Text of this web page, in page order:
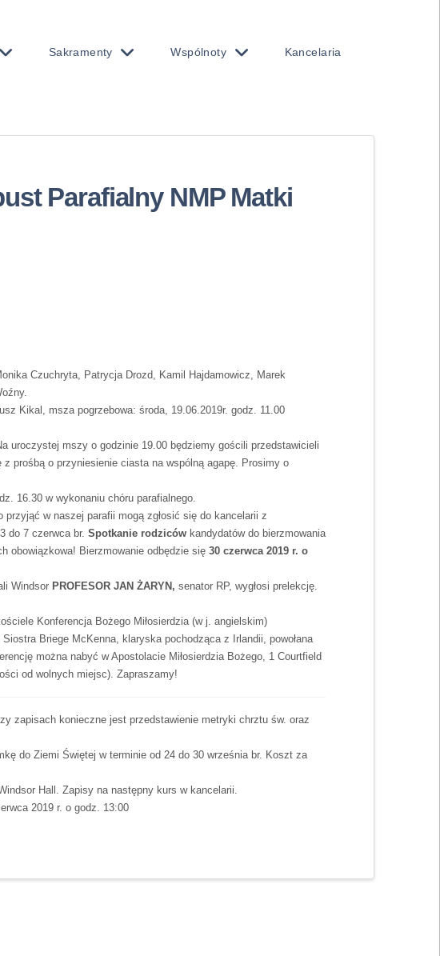
Sakramenty Wspólnoty Kancelaria
Parafialny NMP Matki
Czuchryta, Patrycja Drozd, Kamil Hajdamowicz, Marek
Kikal, msza pogrzebowa: środa, 19.06.2019r. godz. 11.00
uroczystej mszy o godzinie 19.00 będziemy gościli przedstawicieli
prośbą o przyniesienie ciasta na wspólną agapę. Prosimy o
16.30 w wykonaniu chóru parafialnego.
w naszej parafii mogą zgłosić się do kancelarii z
do 7 czerwca br. Spotkanie rodziców kandydatów do bierzmowania
obowiązkowa! Bierzmowanie odbędzie się30 czerwca 2019 r. o
Windsor PROFESOR JAN ŻARYN,senator RP, wygłosi prelekcję.
Konferencja Bożego Miłosierdzia (w j. angielskim)
Briege McKenna, klaryska pochodząca z Irlandii, powołana
można nabyć w Apostolacie Miłosierdzia Bożego, 1 Courtfield
od wolnych miejsc). Zapraszamy!
zapisach konieczne jest przedstawienie metryki chrztu św. oraz
do Ziemi Świętej w terminie od 24 do 30 września br. Koszt za
Hall. Zapisy na następny kurs w kancelarii.
2019 r. o godz. 13:00